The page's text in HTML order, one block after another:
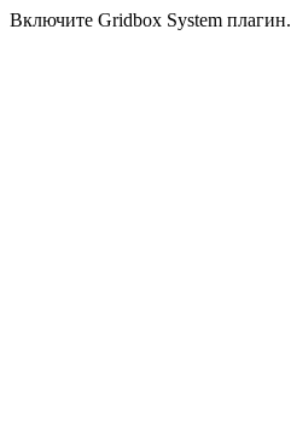
Включите Gridbox System плагин.